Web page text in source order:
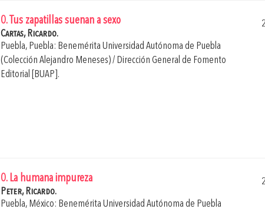
0. Tus zapatillas suenan a sexo
Cartas, Ricardo.
Puebla, Puebla: Benemérita Universidad Autónoma de Puebla
(Colección Alejandro Meneses) / Dirección General de Fomento
Editorial [BUAP].
0. La humana impureza
Peter, Ricardo.
Puebla, México: Benemérita Universidad Autónoma de Puebla